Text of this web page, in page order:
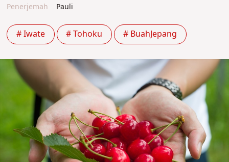
Penerjemah
Pauli
# Iwate # Tohoku # BuahJepang